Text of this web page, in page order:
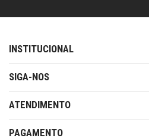
INSTITUCIONAL
SIGA-NOS
ATENDIMENTO
PAGAMENTO